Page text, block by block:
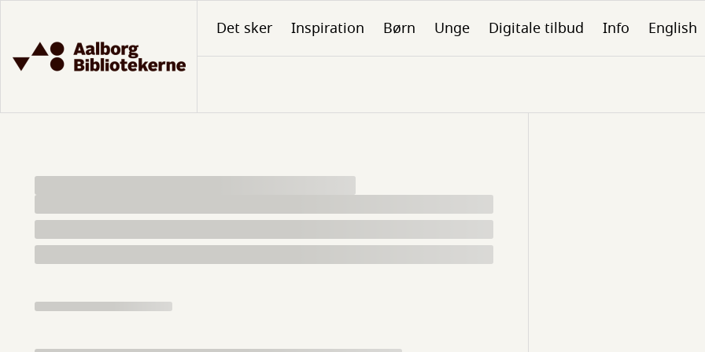
hovedindhold
Det sker Inspiration Børn Unge Digitale tilbud Info English